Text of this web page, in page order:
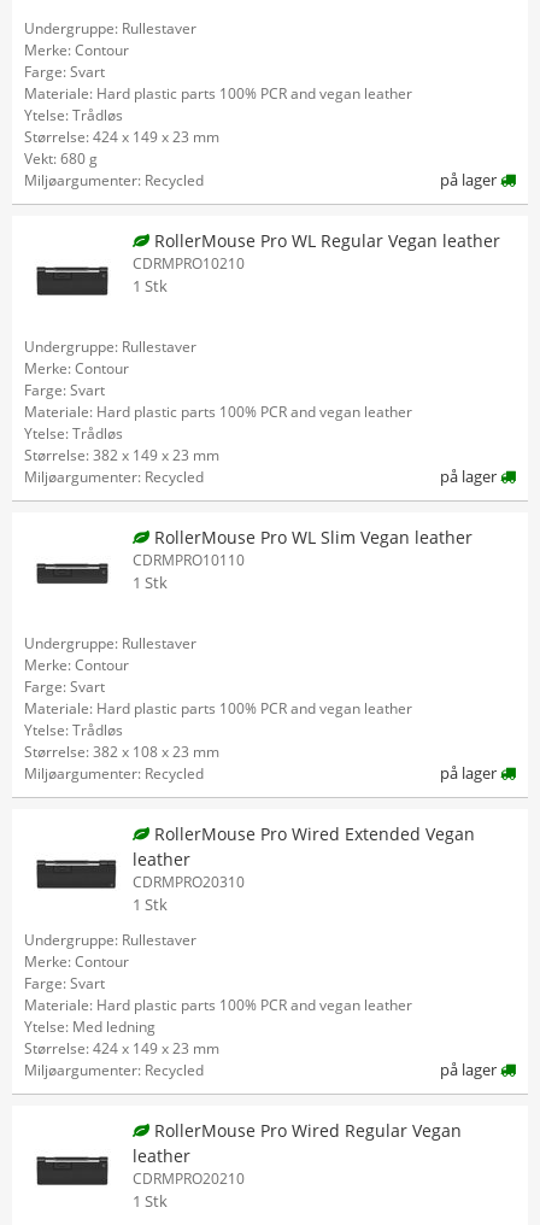
Undergruppe: Rullestaver
Merke: Contour
Farge: Svart
Materiale: Hard plastic parts 100% PCR and vegan leather
Ytelse: Trådløs
Størrelse: 424 x 149 x 23 mm
Vekt: 680 g
Miljøargumenter: Recycled
på lager
RollerMouse Pro WL Regular Vegan leather
CDRMPRO10210
1 Stk
Undergruppe: Rullestaver
Merke: Contour
Farge: Svart
Materiale: Hard plastic parts 100% PCR and vegan leather
Ytelse: Trådløs
Størrelse: 382 x 149 x 23 mm
Miljøargumenter: Recycled
på lager
RollerMouse Pro WL Slim Vegan leather
CDRMPRO10110
1 Stk
Undergruppe: Rullestaver
Merke: Contour
Farge: Svart
Materiale: Hard plastic parts 100% PCR and vegan leather
Ytelse: Trådløs
Størrelse: 382 x 108 x 23 mm
Miljøargumenter: Recycled
på lager
RollerMouse Pro Wired Extended Vegan
leather
CDRMPRO20310
1 Stk
Undergruppe: Rullestaver
Merke: Contour
Farge: Svart
Materiale: Hard plastic parts 100% PCR and vegan leather
Ytelse: Med ledning
Størrelse: 424 x 149 x 23 mm
Miljøargumenter: Recycled
på lager
RollerMouse Pro Wired Regular Vegan
leather
CDRMPRO20210
1 Stk